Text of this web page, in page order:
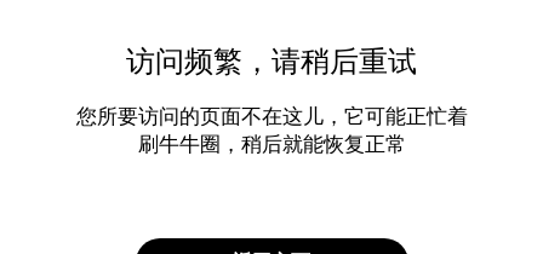
访问频繁，请稍后重试
您所要访问的页面不在这儿，它可能正忙着
刷牛牛圈，稍后就能恢复正常